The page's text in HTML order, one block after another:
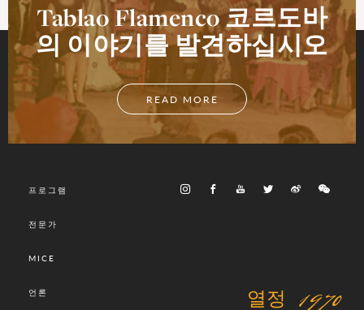
Tablao Flamenco 코르도바
의 이야기를 발견하십시오
READ MORE
프로그램
전문가
MICE
언론 열정 1970